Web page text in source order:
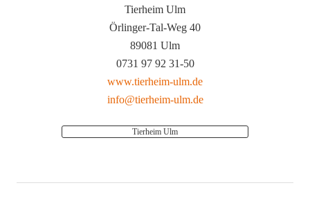
Tierheim Ulm
Örlinger-Tal-Weg 40
89081 Ulm
0731 97 92 31-50
www.tierheim-ulm.de
info@tierheim-ulm.de
Tierheim Ulm